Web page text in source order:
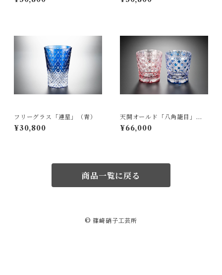
フリーグラス「連星」（青）
¥30,800
天開オールド「八角籠目」
（ペア）
¥66,000
商品一覧に戻る
© 篠崎硝子工芸所